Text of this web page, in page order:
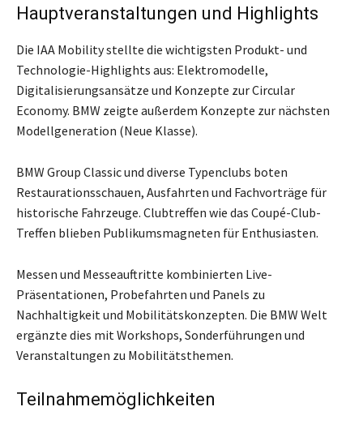
Hauptveranstaltungen und Highlights
Die IAA Mobility stellte die wichtigsten Produkt- und
Technologie-Highlights aus: Elektromodelle,
Digitalisierungsansätze und Konzepte zur Circular
Economy. BMW zeigte außerdem Konzepte zur nächsten
Modellgeneration (Neue Klasse).
BMW Group Classic und diverse Typenclubs boten
Restaurationsschauen, Ausfahrten und Fachvorträge für
historische Fahrzeuge. Clubtreffen wie das Coupé-Club-
Treffen blieben Publikumsmagneten für Enthusiasten.
Messen und Messeauftritte kombinierten Live-
Präsentationen, Probefahrten und Panels zu
Nachhaltigkeit und Mobilitätskonzepten. Die BMW Welt
ergänzte dies mit Workshops, Sonderführungen und
Veranstaltungen zu Mobilitätsthemen.
Teilnahmemöglichkeiten